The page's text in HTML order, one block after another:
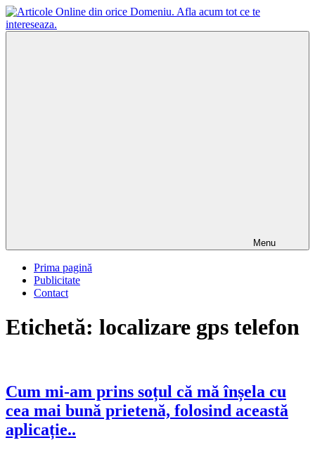
Skip
to
content
Presa,
Promovare
Afaceri
Articole
Menu
Prima pagină
Publicitate
Contact
Etichetă: localizare gps telefon
Cum mi-am prins soțul că mă înșela cu
cea mai bună prietenă, folosind această
aplicație..